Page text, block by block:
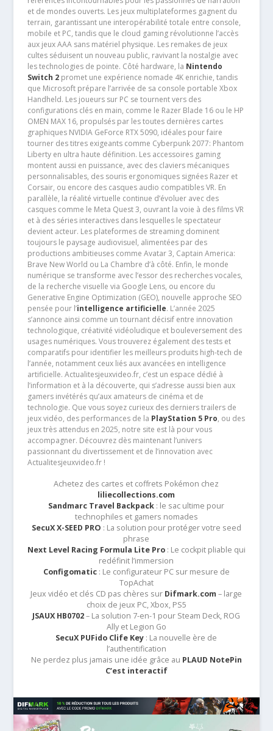
et de mondes ouverts. Les jeux multiplateformes gagnent du
terrain, garantissant une interopérabilité totale entre console,
mobile et PC, tandis que le cloud gaming révolutionne l’accès
aux jeux AAA sans matériel physique. Les remakes de jeux
cultes séduisent un nouveau public, ravivant la nostalgie avec
les technologies de pointe. Côté hardware, la Nintendo
Switch 2promet une expérience nomade 4K enrichie, tandis
que Microsoft prépare l’arrivée de sa console portable Xbox
Handheld. Les joueurs sur PC se tournent vers des
configurations clés en main, comme le Razer Blade 16 ou le HP
OMEN MAX 16, propulsés par les toutes dernières cartes
graphiques NVIDIA GeForce RTX 5090, idéales pour faire
tourner des titres exigeants comme Cyberpunk 2077: Phantom
Liberty en ultra haute définition. Les accessoires gaming
montent aussi en puissance, avec des claviers mécaniques
personnalisables, des souris ergonomiques signées Razer et
Corsair, ou encore des casques audio compatibles VR. En
parallèle, la réalité virtuelle continue d’évoluer avec des
casques comme le Meta Quest 3, ouvrant la voie à des films VR
et à des séries interactives dans lesquelles le spectateur
devient acteur. Les plateformes de streaming dominent
toujours le paysage audiovisuel, alimentées par des
productions ambitieuses comme Avatar 3, Captain America:
Brave New World ou La Chambre d’à côté. Enfin, le monde
numérique se transforme avec l’essor des recherches vocales,
de la recherche visuelle via Google Lens, ou encore du
Generative Engine Optimization (GEO), nouvelle approche SEO
pensée pour l’intelligence artificielle. L’année 2025
s’annonce ainsi comme un tournant décisif entre innovation
technologique, créativité vidéoludique et bouleversement des
usages numériques. Vous trouverez également des tests et
comparatifs pour identifier les meilleurs produits high-tech de
l’année, notamment ceux liés aux avancées en intelligence
artificielle. Actualitesjeuxvideo.fr, c’est un espace dédié à
l’information et à la découverte, qui s’adresse aussi bien aux
gamers invétérés qu’aux amateurs de cinéma et de
technologie. Que vous soyez curieux des derniers trailers de
jeux vidéo, des performances de la PlayStation 5 Pro, ou des
jeux très attendus en 2025, notre site est là pour vous
accompagner. Découvrez dès maintenant l’univers
passionnant du divertissement et de l’innovation avec
Actualitesjeuxvideo.fr !
Achetez des cartes et coffrets Pokémon chez
liliecollections.com
Sandmarc Travel Backpack : le sac ultime pour
technophiles et gamers nomades
SecuX X-SEED PRO : La solution pour protéger votre seed
phrase
Next Level Racing Formula Lite Pro: Le cockpit pliable qui
redéfinit l’immersion
Configomatic: Le configurateur PC sur mesure de
TopAchat
Jeux vidéo et clés CD pas chères sur Difmark.com – large
choix de jeux PC, Xbox, PS5
JSAUX HB0702– La solution 7-en-1 pour Steam Deck, ROG
Ally et Legion Go
SecuX PUFido Clife Key : La nouvelle ère de
l’authentification
Ne perdez plus jamais une idée grâce au PLAUD NotePin
C’est interactif